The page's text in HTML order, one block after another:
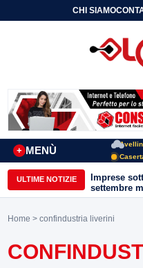
CHI SIAMO
MENÙ
+
ULTIME NOTIZIE
Imprese
settembre
e Avellino”
Home > confindustria liverini